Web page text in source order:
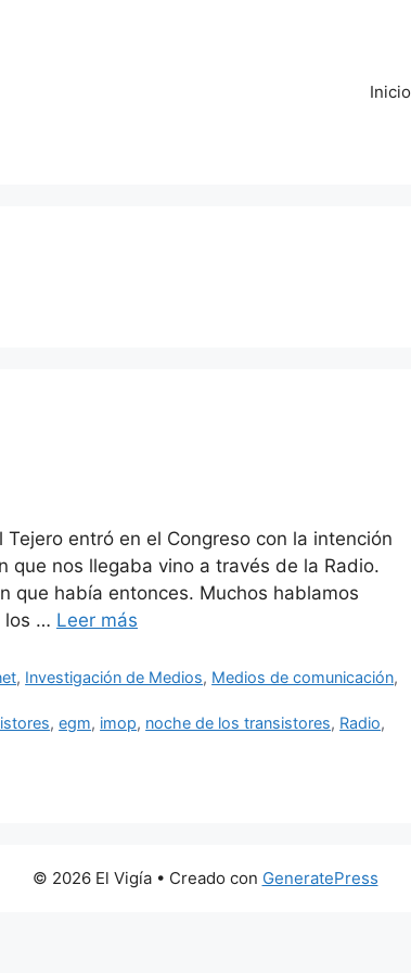
Inicio
entró en el Congreso con la intención
nos llegaba vino a través de la Radio.
que había entonces. Muchos hablamos
los … Leer más
, Investigación de Medios, Medios de comunicación,
,egm, imop, noche de los transistores, Radio,
© 2026 El Vigía• Creado con GeneratePress